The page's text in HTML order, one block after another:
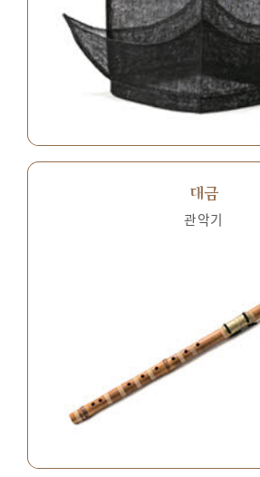
대금
관악기